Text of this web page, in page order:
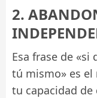
2.
Esa frase de «si
tú mismo» es
tu capacidad de